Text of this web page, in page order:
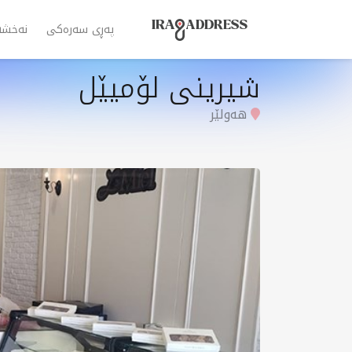
پەڕی سەرەکی
شیرینی لۆمیێل
هەولێر